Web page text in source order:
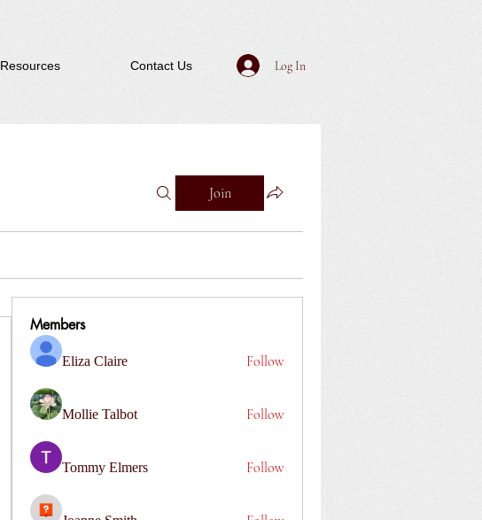
Resources Contact Us Log In
Join
Members
Eliza Claire Follow
Mollie Talbot Follow
Tommy Elmers Follow